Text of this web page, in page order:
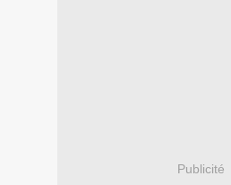
Publicité